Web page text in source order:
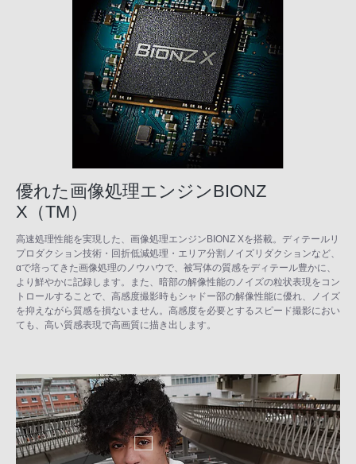
優れた画像処理エンジンBIONZ
X（TM）
高速処理性能を実現した、画像処理エンジンBIONZ Xを搭載。ディテールリ
プロダクション技術・回折低減処理・エリア分割ノイズリダクションなど、
αで培ってきた画像処理のノウハウで、被写体の質感をディテール豊かに、
より鮮やかに記録します。また、暗部の解像性能のノイズの粒状表現をコン
トロールすることで、高感度撮影時もシャドー部の解像性能に優れ、ノイズ
を抑えながら質感を損ないません。高感度を必要とするスピード撮影におい
ても、高い質感表現で高画質に描き出します。